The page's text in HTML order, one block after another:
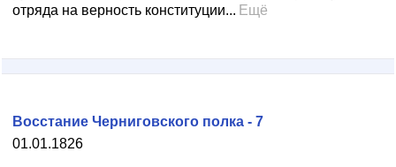
отряда на верность конституции... Ещё
01.01.1826
Восстание Черниговского полка - 7